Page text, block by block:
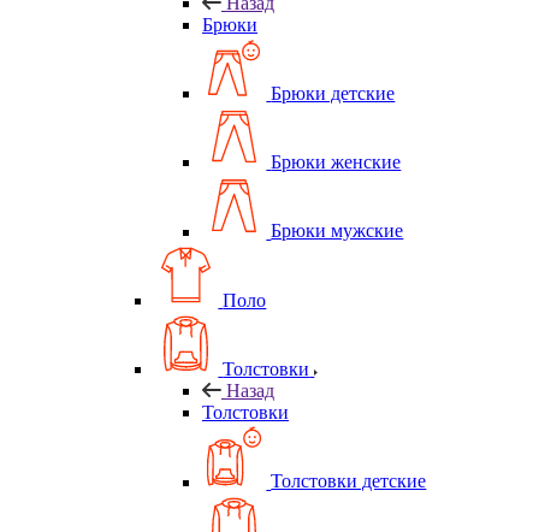
Брюки
Брюки детские
Брюки женские
Брюки мужские
Поло
Толстовки
Назад
Толстовки
Толстовки детские